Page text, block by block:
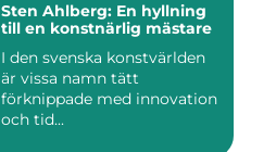
Sten Ahlberg: En hyllning
till en konstnärlig mästare
I den svenska konstvärlden
är vissa namn tätt
förknippade med innovation
och tid...